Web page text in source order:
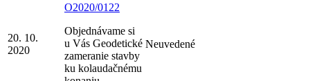
20. 10.
2020
O2020/0122
Objednávame si
u Vás Geodetické
zameranie stavby
ku kolaudačnému
Neuvedené